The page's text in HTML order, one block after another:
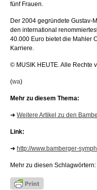
fünf Frauen.
Der 2004 gegründete Gustav-
den international
40.000 Euro bietet die Mahler
Karriere.
© MUSIK HEUTE. Alle Rechte
(wa)
Mehr zu diesem Thema:
➜ Weitere Artikel zu den
Link:
➜ http://www.bamberger-
Mehr zu diesen Schlagwörtern: